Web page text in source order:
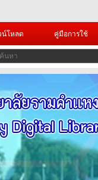
น์โหลด คู่มือการใช้